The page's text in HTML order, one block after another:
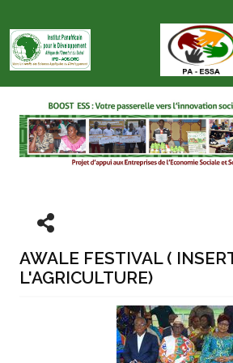
AWALE FESTIVAL (
L'AGRICULTURE)